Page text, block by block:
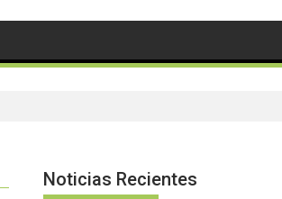
Noticias Recientes